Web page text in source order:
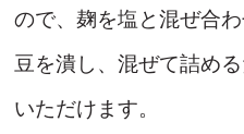
ので、麹を塩と混ぜ合
豆を潰し、混ぜて詰め
いただけます。